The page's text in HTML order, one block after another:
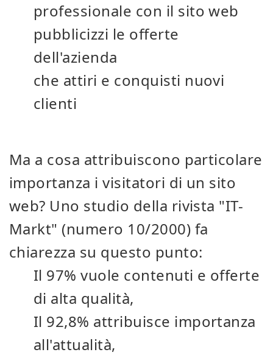
professionale con il sito web
pubblicizzi le offerte
dell'azienda
che attiri e conquisti nuovi
clienti
Ma a cosa attribuiscono particolare
importanza i visitatori di un sito
web? Uno studio della rivista "IT-
Markt" (numero 10/2000) fa
chiarezza su questo punto:
Il 97% vuole contenuti e offerte
di alta qualità,
Il 92,8% attribuisce importanza
all'attualità,